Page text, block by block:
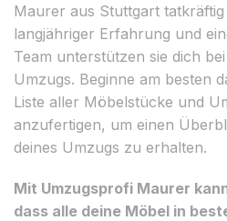
Maurer aus Stuttgart
langjähriger Erfahrung und
Team unterstützen sie dich
Umzugs. Beginne am besten
Liste aller Möbelstücke und
anzufertigen, um einen
deines Umzugs zu erhalten.
Mit Umzugsprofi Maurer
dass alle deine Möbel in